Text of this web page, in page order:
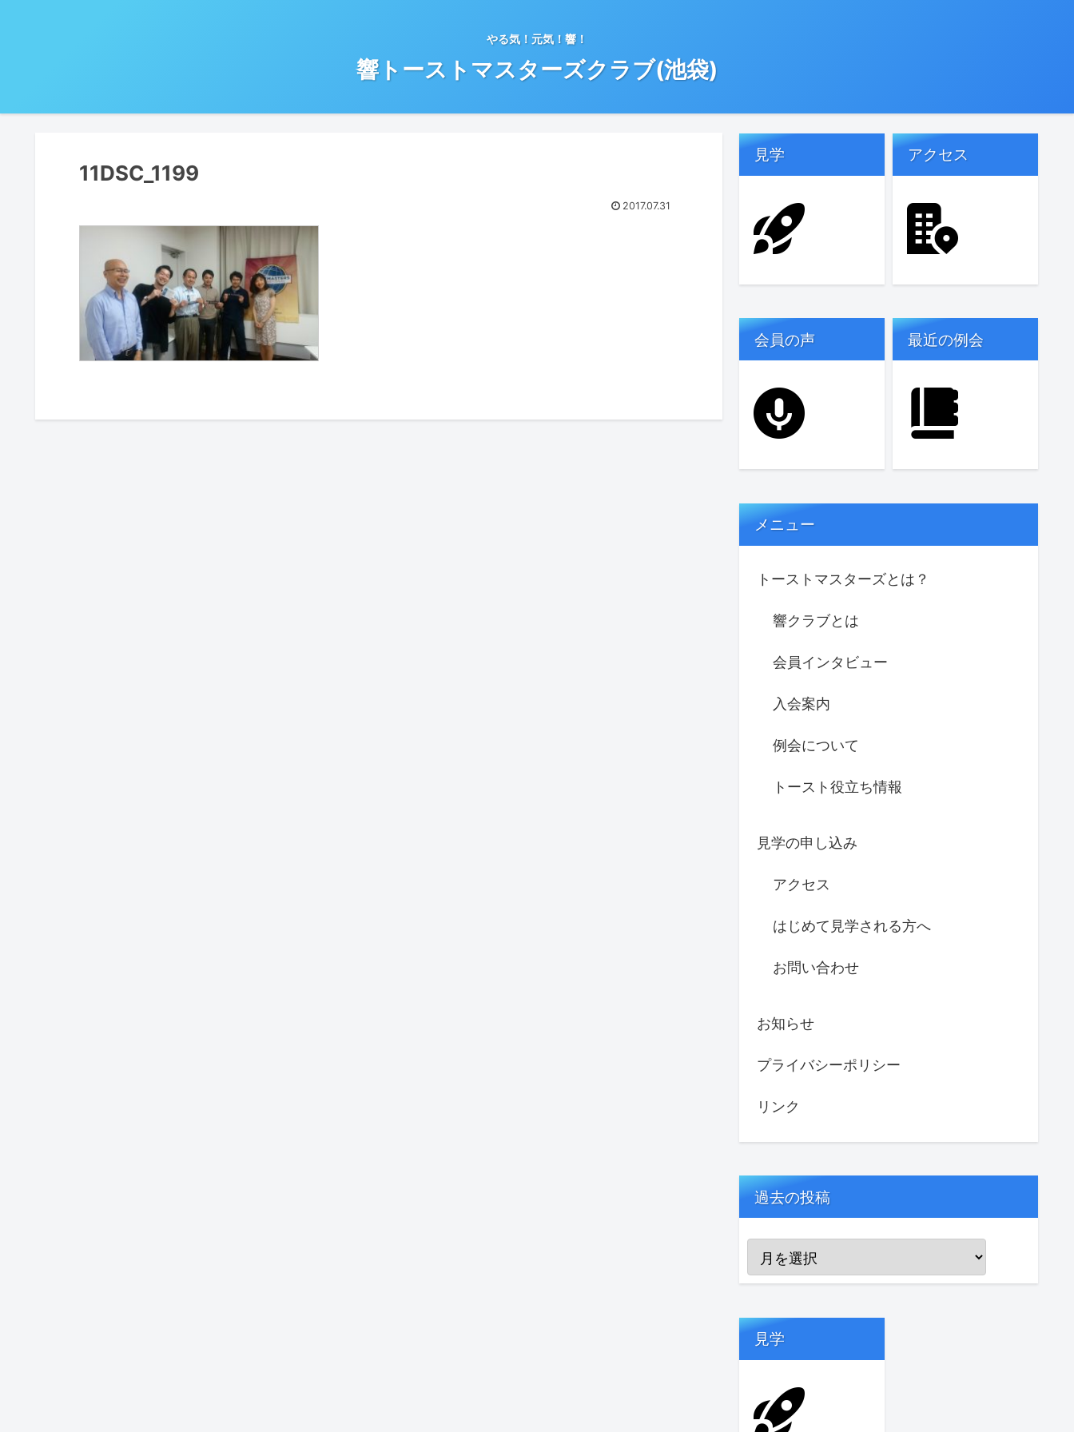
やる気！元気！響！
響トーストマスターズクラブ(池袋)
11DSC_1199
2017.07.31
見学 アクセス
会員の声 最近の例会
メニュー
トーストマスターズとは？
響クラブとは
会員インタビュー
入会案内
例会について
トースト役立ち情報
見学の申し込み
アクセス
はじめて見学される方へ
お問い合わせ
お知らせ
プライバシーポリシー
リンク
過去の投稿
見学